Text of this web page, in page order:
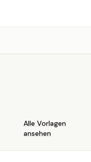
Alle Vorlagen
ansehen